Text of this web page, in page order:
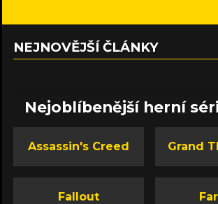
NEJNOVĚJŠÍ ČLÁNKY
Nejoblíbenější herní
Assassin's Creed Grand
Fallout